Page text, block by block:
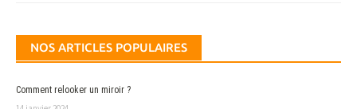
NOS ARTICLES POPULAIRES
Comment relooker un miroir ?